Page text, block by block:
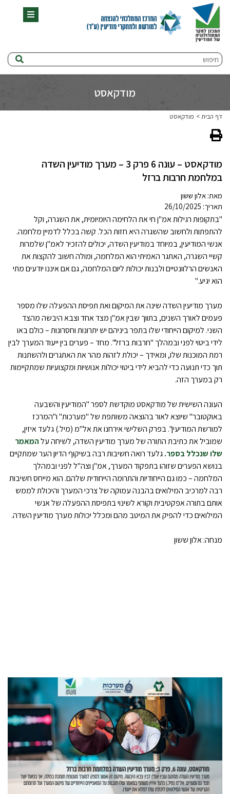
חיפוש
תפריט
מודקאסט
דף הבית מודקאסט
מודקאסט – עונה 6 פרק 3 – מערך מודיעין השדה
במלחמת חרבות ברזל
מאת: אלון ששון
תאריך: 26/10/2025
"בתקופות רגילות אמ"ן חי את הלחימה היומיומית, את השגרה, וקל
להתפתות ולחשוב שהשגרה היא חזות הכל. קשה בכלל לדמיין מלחמה.
אנשי המודיעין, במיוחד במודיעין השדה, יכולים להזכיר לאמ"ן שלמרות
קשיי השגרה, האתגר האמיתי הוא המלחמה, ומולה חשוב להקצות את
האנשים הרלוונטיים ולבנות יכולות ליום המלחמה, גם אם איננו יודעים מתי
הוא יגיע."
מערך מודיעין השדה שינה את המיקום ואת תפיסת ההפעלה שלו מספר
פעמים לאורך השנים, בתווך שבין אמ"ן מצד אחד וצבא היבשה מהצד
השני. למיקום הייחודי שלו בתפר ביניהם יש יתרונות וחסרונות – כולם באו
לידי ביטוי לפני ובמהלך "חרבות ברזל". מחד – פערים בין ייעוד המערך לבין
רמת המוכנות שלו, ומאידך – יכולת לזהות מהר את האתגרים ולהשתנות
תוך כדי תנועה כדי להביא לידי ביטוי יכולות אנושיות ומקצועיות שמתקיימות
רק במערך הזה.
העונה השישית של מודקאסט מוקדשת לספר "המודיעין והשבעה
באוקטובר" שיוצא לאור בהוצאה משותפת של "מערכות" ו"המרכז
למורשת המודיעין". בפרק השלישי אירחנו את אל"מ (מיל.) גלעד איזין,
שמוביל את כתיבת התורה של מערך מודיעין השדה, לשיחה עלהמאמר
שלו שנכלל בספר.גלעד רואה חשיבות רבה בשיקוף הדיון הער שמתקיים
בנושא הפערים שזוהו בתפקוד המערך, אמ"ן וצה"ל לפני ובמהלך
המלחמה – כמו גם הייחודיות והתרומה הייחודית שלהם. הוא מייחס חשיבות
רבה למרכיב המילואים בהבנה עמוקה של צרכי המערך והיכולת לממש
אותם בתורה אפקטיבית וקורא לשינוי בתפיסת ההפעלה של אנשי
המילואים כדי להפיק את המיטב מהם ומכלל יכולות מערך מודיעין השדה.
מנחה: אלון ששון